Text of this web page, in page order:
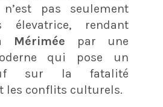
n’est pas seulement
élevatrice, rendant
Mérimée
par une
qui pose un
sur la fatalité
les conflits culturels.